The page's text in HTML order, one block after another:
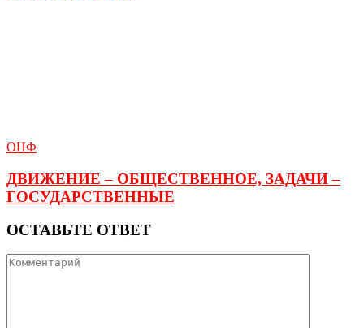
ОНФ
ДВИЖЕНИЕ – ОБЩЕСТВЕННОЕ, ЗАДАЧИ –
ГОСУДАРСТВЕННЫЕ
ОСТАВЬТЕ ОТВЕТ